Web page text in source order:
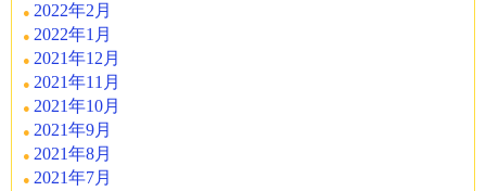
2022年2月
2022年1月
2021年12月
2021年11月
2021年10月
2021年9月
2021年8月
2021年7月